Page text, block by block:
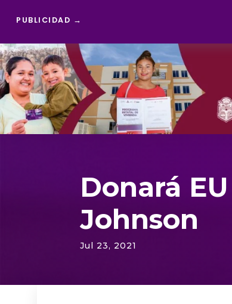
PUBLICIDAD →
Reproductor
de
vídeo
Donará
Johnson
Jul 23, 2021